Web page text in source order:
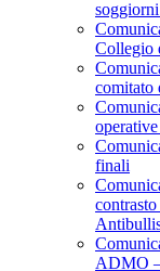
Collegio
comitato
finali
ADMO